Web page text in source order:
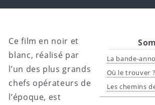
La bande-
Où le trouver ?
Les chemins
Ce film en noir et
blanc, réalisé par
l’un des plus grands
chefs opérateurs de
l’époque, est